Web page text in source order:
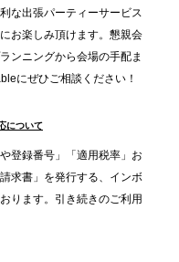
は“移動時間ゼロ
5倍に伸びた「宅配
乾杯文化
完結する“忘年会・
負担を軽減し、社内
な出張パーティーサービス
お楽しみ頂けます。懇親会
ンニングから会場の手配ま
にぜひご相談ください！
について
登録番号」「適用税率」お
求書」を発行する、インボ
ります。引き続きのご利用